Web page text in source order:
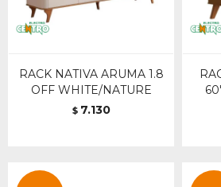
RACK NATIVA ARUMA 1.8
OFF WHITE/NATURE
$ 7.130